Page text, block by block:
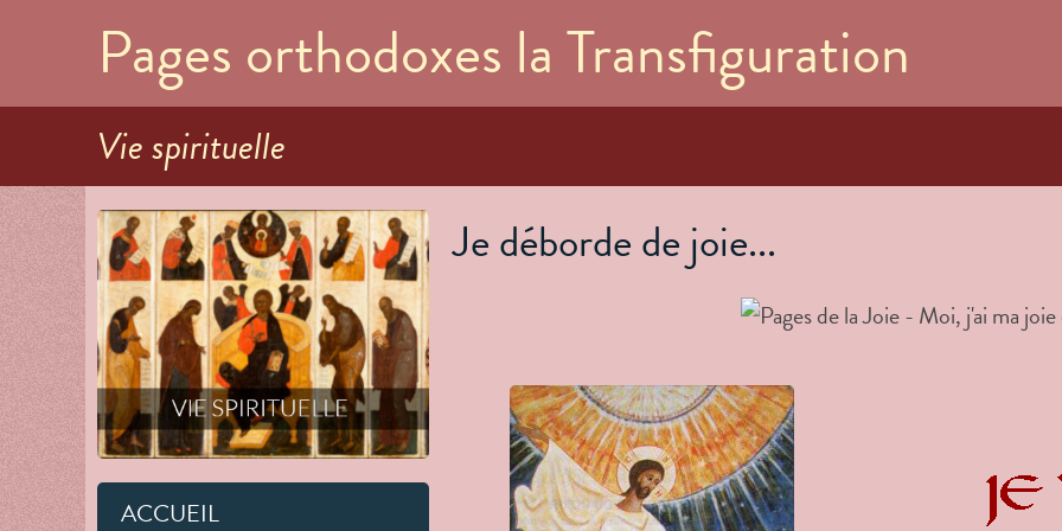
contenu
principal
Pages orthodoxes la Transfiguration
Vie spirituelle
ACCUEIL
Je déborde de joie...